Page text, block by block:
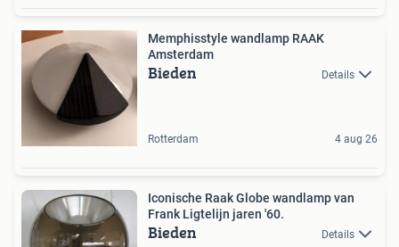
Memphisstyle wandlamp RAAK
Amsterdam
Bieden Details
Rotterdam 4 aug 26
Iconische Raak Globe wandlamp van
Frank Ligtelijn jaren '60.
Bieden Details